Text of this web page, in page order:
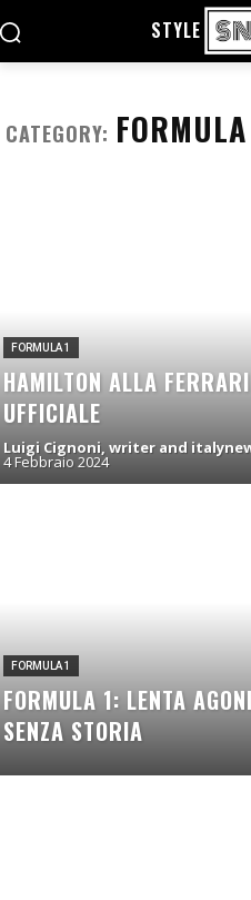
STYLE
CATEGORY:
FORMULA 1
HAMILTON ALLA
UFFICIALE
Luigi Cignoni, writer and
4 Febbraio 2024
FORMULA 1
FORMULA 1: LENTA
SENZA STORIA